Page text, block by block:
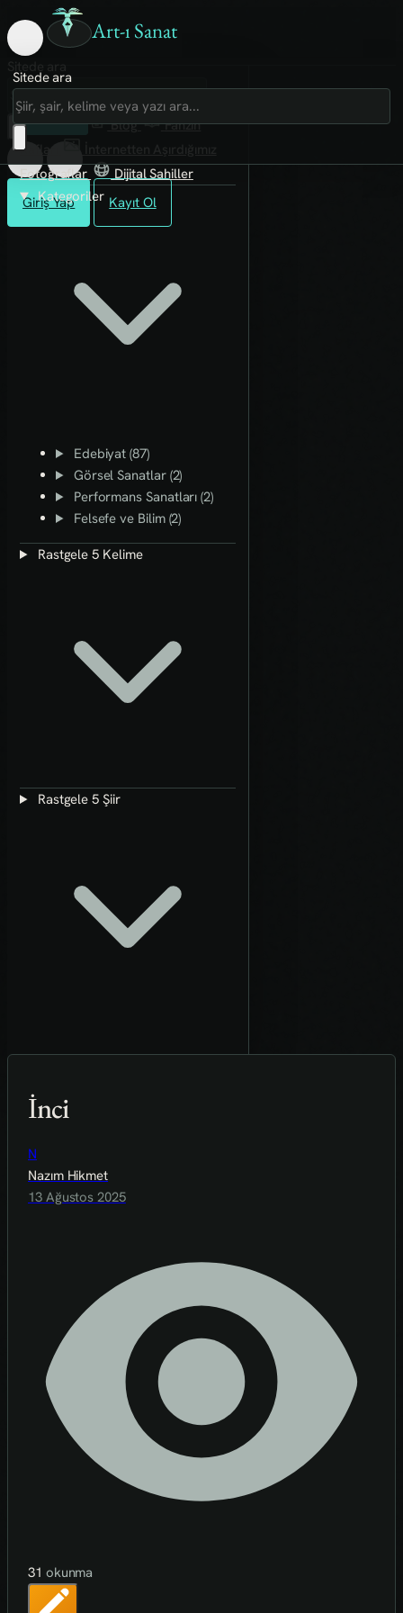
Art-ı Sanat
Giriş Yap Kayıt Ol
Sitede ara
Art-ı Sosyal
İmece
Kütüphane
Blog
Fanzin
Rafları
Fotoğraflar
Dijital Sahiller
Kategoriler
Edebiyat (87)
Görsel Sanatlar (2)
Performans Sanatları (2)
Felsefe ve Bilim (2)
Rastgele 5 Kelime
Rastgele 5 Şiir
İnci
N
Nazım Hikmet
13 Ağustos 2025
31 okunma